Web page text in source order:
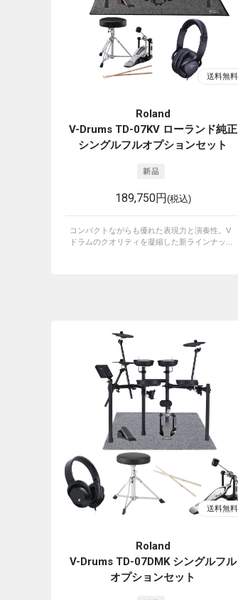
Roland
V-Drums TD-07KV ローランド純正
シングルフルオプションセット
189,750円(税込)
コンパクトながらも優れた表現力と演奏性。V
ドラムのクオリティを凝縮した新ラインナッ...
Roland
V-Drums TD-07DMK シングルフル
オプションセット